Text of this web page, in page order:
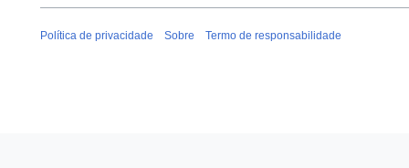
Política de privacidade Sobre Termo de responsabilidade